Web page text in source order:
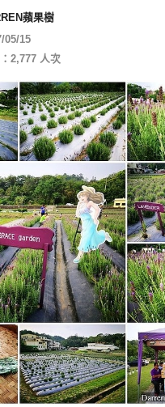
蘋果樹
05/15
2,777 人次